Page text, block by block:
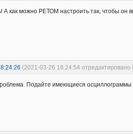
А как можно РЕТОМ настроить так, чтобы он
(2021-03-26 18:24:54 отредактировано
Подайте имеющиеся